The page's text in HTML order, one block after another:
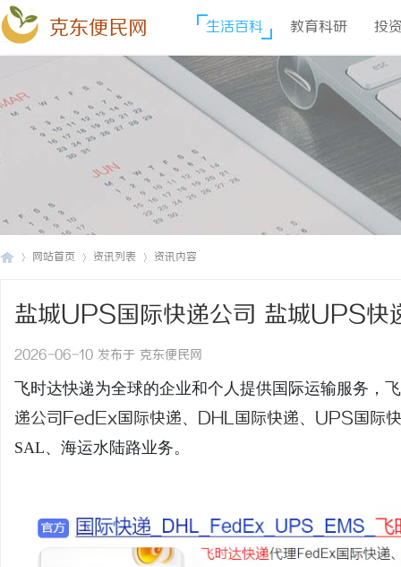
克东便民网 生活百科 教育科研 投
网站首页 资讯列表 资讯内容
盐城UPS国际快递公司 盐城UPS快
2026-06-10 发布于 克东便民网
飞时达快递为全球的企业和个人提供国际运输服务，
递公司FedEx国际快递、 DHL国际快递、 UPS国际
SAL、海运水陆路业务。